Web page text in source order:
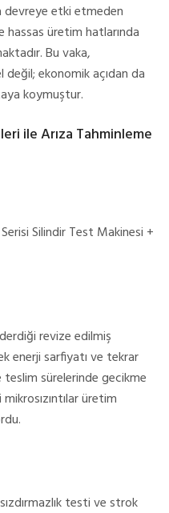
devreye etki etmeden
hassas üretim hatlarında
Bu vaka,
değil; ekonomik açıdan da
koymuştur.
ile Arıza Tahminleme
Silindir Test Makinesi +
revize edilmiş
enerji sarfiyatı ve tekrar
teslim sürelerinde gecikme
üretim
testi ve strok